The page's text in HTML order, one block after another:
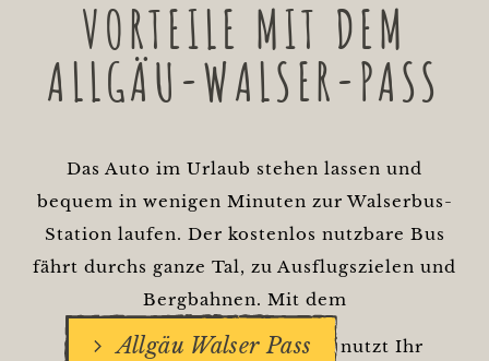
VORTEILE MIT DEM
ALLGÄU-WALSER-PASS
Das Auto im Urlaub stehen lassen und
bequem in wenigen Minuten zur Walserbus-
Station laufen. Der kostenlos nutzbare Bus
fährt durchs ganze Tal, zu Ausflugszielen und
Bergbahnen. Mit dem
Allgäu Walser Pass nutzt Ihr